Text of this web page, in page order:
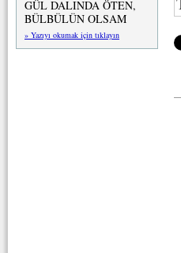
GÜL DALINDA ÖTEN,
BÜLBÜLÜN OLSAM
» Yazıyı okumak için tıklayın